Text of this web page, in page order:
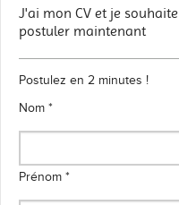
J'ai mon CV et je souhaite
postuler maintenant
Postulez en 2 minutes !
Nom *
Prénom *